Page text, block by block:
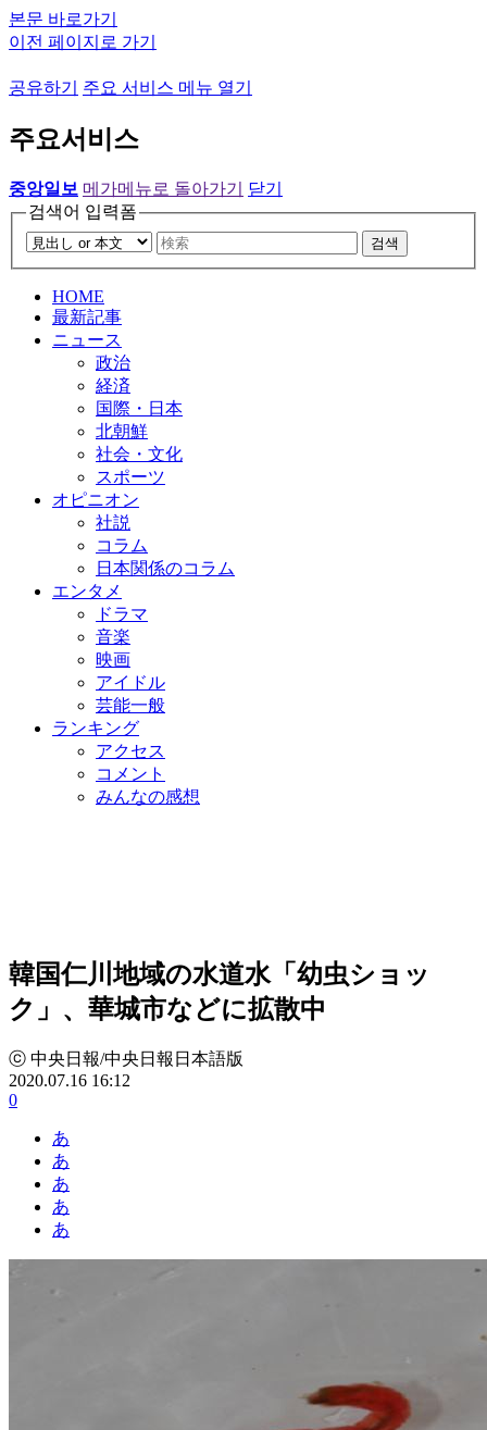
본문 바로가기
이전 페이지로 가기
공유하기 주요 서비스 메뉴 열기
주요서비스
중앙일보 메가메뉴로 돌아가기
닫기
검색어 입력폼
검색
HOME
最新記事
ニュース
政治
経済
国際・日本
北朝鮮
社会・文化
スポーツ
オピニオン
社説
コラム
日本関係のコラム
エンタメ
ドラマ
音楽
映画
アイドル
芸能一般
ランキング
アクセス
コメント
みんなの感想
韓国仁川地域の水道水「幼虫ショッ
ク」、華城市などに拡散中
ⓒ 中央日報/中央日報日本語版
2020.07.16 16:12
0
あ
あ
あ
あ
あ